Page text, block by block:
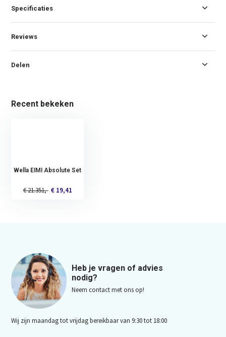
Specificaties
Reviews
Delen
Recent bekeken
Wella EIMI Absolute Set
€ 21.351,- € 19,41
Heb je vragen of advies
nodig?
Neem contact met ons op!
Wij zijn maandag tot vrijdag bereikbaar van 9:30 tot 18:00